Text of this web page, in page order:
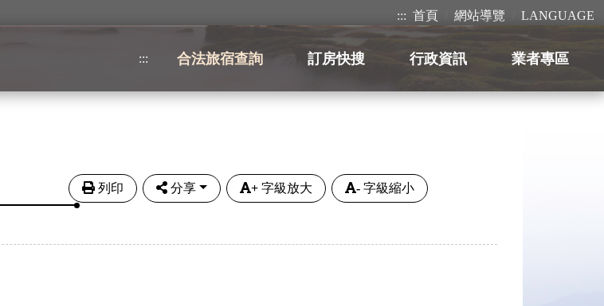
::: 首頁 網站導覽 LANGUAGE
::: 合法旅宿查詢 訂房快搜 行政資訊 業者專區
列印 分享 + 字級放大 - 字級縮小